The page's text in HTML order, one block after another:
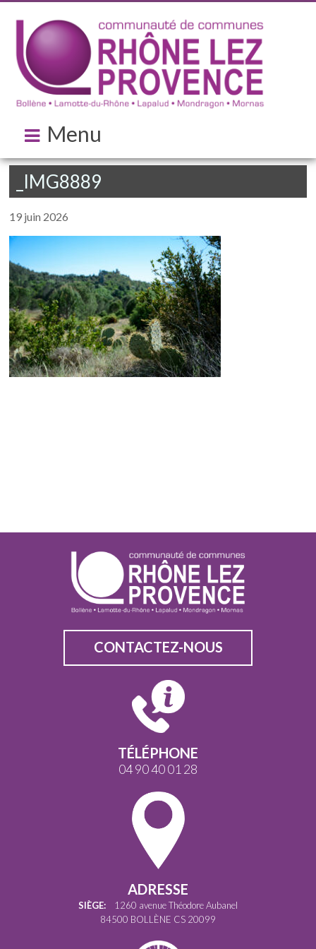
Menu
_IMG8889
19 juin 2026
CONTACTEZ-NOUS
TÉLÉPHONE
04 90 40 01 28
ADRESSE
SIÈGE: 1260 avenue Théodore Aubanel
84500 BOLLÈNE CS 20099